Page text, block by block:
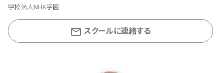
学校法人NHK学園
スクールに連絡する